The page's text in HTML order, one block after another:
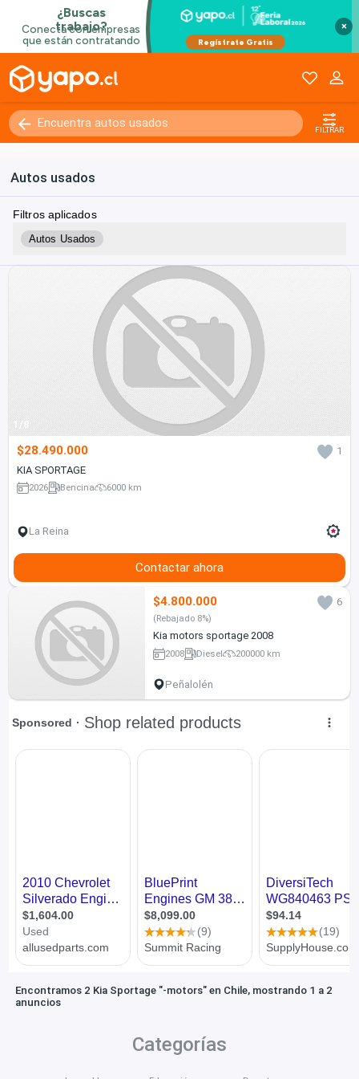
×
FILTRAR
Autos usados
Filtros aplicados
Autos Usados
1/8
$28.490.000
1
KIA SPORTAGE
2026 Bencina 6000 km
La Reina
Contactar ahora
$4.800.000 6
(Rebajado 8%)
Kia motors sportage 2008
2008 Diesel 200000 km
Peñalolén
Encontramos 2 Kia Sportage "-motors" en Chile, mostrando 1 a 2
anuncios
Categorías